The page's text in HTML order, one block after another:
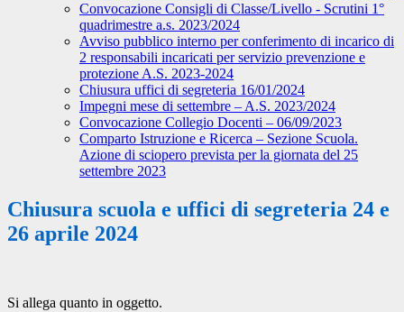
Convocazione Consigli di Classe/Livello - Scrutini 1°
quadrimestre a.s. 2023/2024
Avviso pubblico interno per conferimento di incarico di
2 responsabili incaricati per servizio prevenzione e
protezione A.S. 2023-2024
Chiusura uffici di segreteria 16/01/2024
Impegni mese di settembre – A.S. 2023/2024
Convocazione Collegio Docenti – 06/09/2023
Comparto Istruzione e Ricerca – Sezione Scuola.
Azione di sciopero prevista per la giornata del 25
settembre 2023
Chiusura scuola e uffici di segreteria 24 e
26 aprile 2024
Si allega quanto in oggetto.